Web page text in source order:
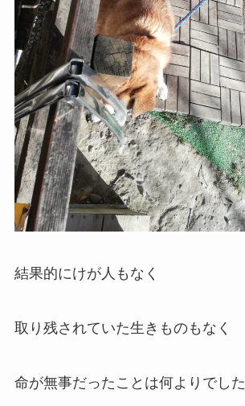
結果的にけが人もなく
取り残されていた生きものもなく
命が無事だったことは何よりでした